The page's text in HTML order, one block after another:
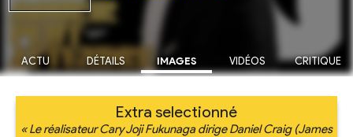
ACTU DÉTAILS IMAGES VIDÉOS CRITIQUE
Extra selectionné
« Le réalisateur Cary Joji Fukunaga dirige Daniel Craig (James